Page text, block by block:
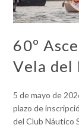
60º
Vela del
5 de mayo de
plazo de
del Club Náutico